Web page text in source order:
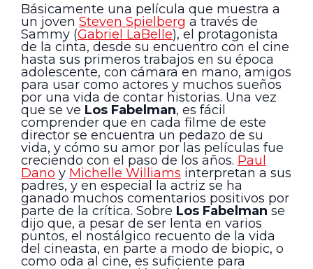
Básicamente una película que muestra a
un joven Steven Spielberg a través de
Sammy (Gabriel LaBelle), el protagonista
de la cinta, desde su encuentro con el cine
hasta sus primeros trabajos en su época
adolescente, con cámara en mano, amigos
para usar como actores y muchos sueños
por una vida de contar historias. Una vez
que se ve Los Fabelman, es fácil
comprender que en cada filme de este
director se encuentra un pedazo de su
vida, y cómo su amor por las películas fue
creciendo con el paso de los años. Paul
Dano y Michelle Williams interpretan a sus
padres, y en especial la actriz se ha
ganado muchos comentarios positivos por
parte de la crítica. Sobre Los Fabelman se
dijo que, a pesar de ser lenta en varios
puntos, el nostálgico recuento de la vida
del cineasta, en parte a modo de biopic, o
como oda al cine, es suficiente para